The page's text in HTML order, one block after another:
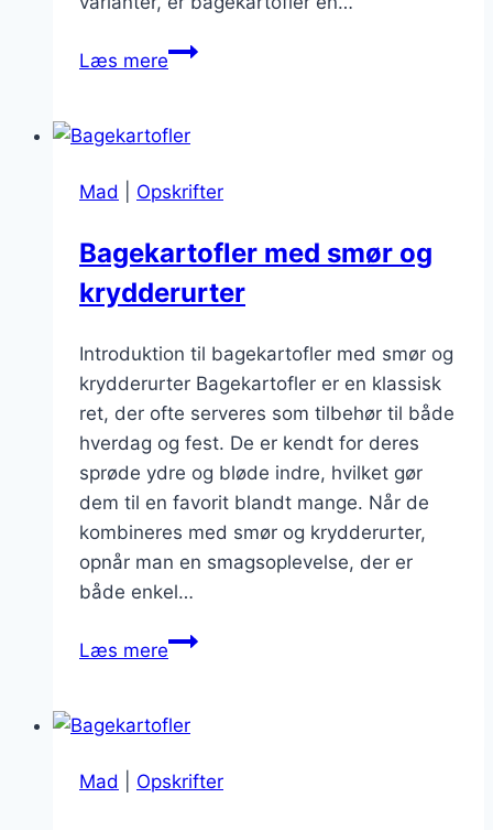
Læs mereBagekartofler
til
Mad
Opskrifter
Bagekartofler med smør og
krydderurter
Introduktion til bagekartofler med smør og
krydderurter Bagekartofler er en klassisk
ret, der ofte serveres som tilbehør til både
hverdag og fest. De er kendt for deres
sprøde ydre og bløde indre, hvilket gør
dem til en favorit blandt mange. Når de
kombineres med smør og krydderurter,
opnår man en smagsoplevelse, der er
både enkel…
Læs mereBagekartofler
og
Mad
Opskrifter